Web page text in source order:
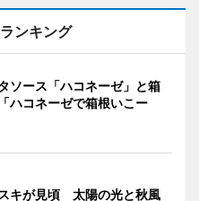
ンキング
ソース「ハコネーゼ」と箱
コネーゼで箱根いこー
キが見頃 太陽の光と秋風